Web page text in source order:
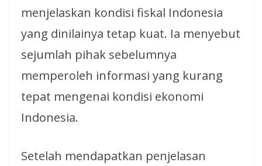
menjelaskan kondisi fiskal Indonesia
yang dinilainya tetap kuat. Ia menyebut
sejumlah pihak sebelumnya
memperoleh informasi yang kurang
tepat mengenai kondisi ekonomi
Indonesia.
Setelah mendapatkan penjelasan